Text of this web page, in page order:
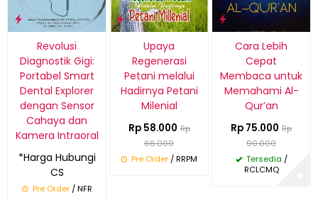
Revolusi
Diagnostik Gigi:
Portabel Smart
Dental Explorer
dengan Sensor
Cahaya dan
Kamera Intraoral
*Harga Hubungi
CS
Pre Order/ NFR
Upaya
Regenerasi
Petani melalui
Hadirnya Petani
Milenial
Rp 58.000 Rp
66.000
Pre Order / RRPM
Cara Lebih
Cepat
Membaca untuk
Memahami Al-
Qur’an
Rp 75.000 Rp
90.000
Tersedia /
RCLCMQ